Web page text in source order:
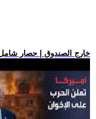
.. خارج الصندوق | حصار